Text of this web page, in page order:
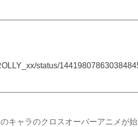
status/
キャラのクロスオーバーアニメが